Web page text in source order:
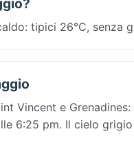
tipici 26°C, senza
Vincent e
6:25 pm. Il cielo